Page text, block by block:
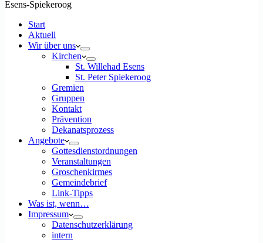
Esens-Spiekeroog
Start
Aktuell
Wir über uns
Kirchen
St. Willehad Esens
St. Peter Spiekeroog
Gremien
Gruppen
Kontakt
Prävention
Dekanatsprozess
Angebote
Gottesdienstordnungen
Veranstaltungen
Groschenkirmes
Gemeindebrief
Link-Tipps
Was ist, wenn…
Impressum
Datenschutzerklärung
intern